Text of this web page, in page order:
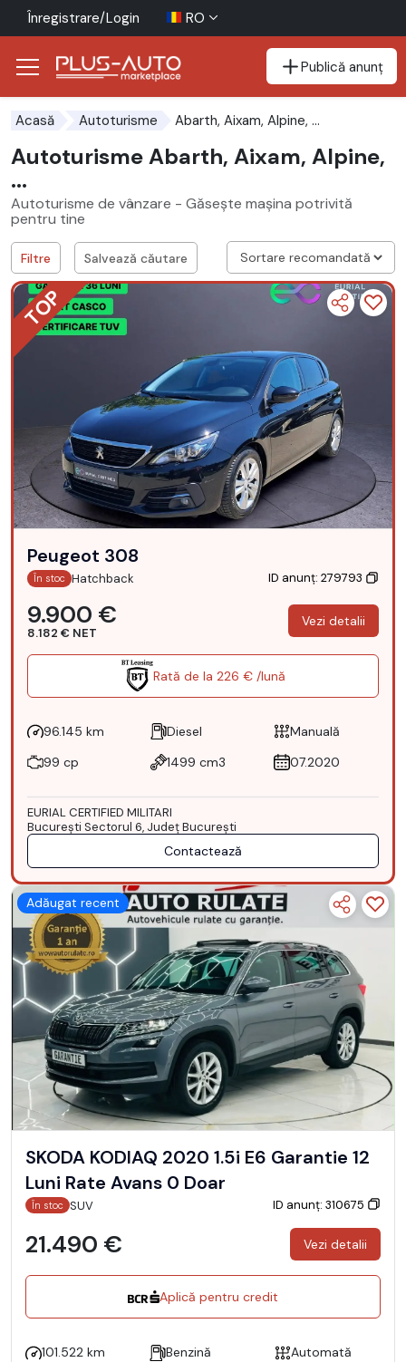
Înregistrare/Login RO
Publică anunț
Acasă Autoturisme Abarth, Aixam, Alpine, ...
Autoturisme Abarth, Aixam, Alpine,
...
Autoturisme de vânzare - Găsește mașina potrivită
pentru tine
Salvează căutare
Filtre
TOP
Peugeot 308
În stoc Hatchback ID anunț: 279793
9.900 €
8.182 € NET
Vezi detalii
Rată de la 226 € /lună
96.145 km Diesel
Manuală
99 cp
1499 cm3 07.2020
EURIAL CERTIFIED MILITARI
Bucureşti Sectorul 6, Județ București
Contactează
Adăugat recent
SKODA KODIAQ 2020 1.5i E6 Garantie 12
Luni Rate Avans 0 Doar
În stoc SUV ID anunț: 310675
21.490 € Vezi detalii
Aplică pentru credit
101.522 km Benzină
Automată